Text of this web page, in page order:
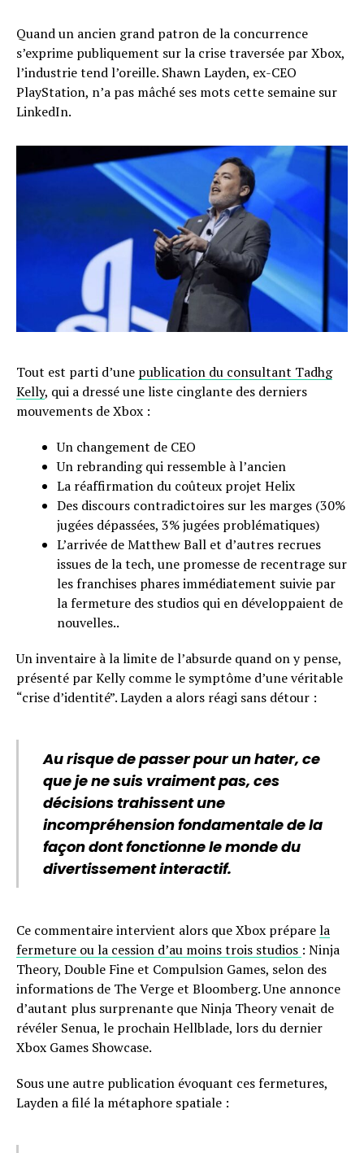
Quand un ancien grand patron de la concurrence
s’exprime publiquement sur la crise traversée par Xbox,
l’industrie tend l’oreille. Shawn Layden, ex-CEO
PlayStation, n’a pas mâché ses mots cette semaine sur
LinkedIn.
Tout est parti d’une publication du consultant Tadhg
Kelly, qui a dressé une liste cinglante des derniers
mouvements de Xbox :
Un changement de CEO
Un rebranding qui ressemble à l’ancien
La réaffirmation du coûteux projet Helix
Des discours contradictoires sur les marges (30%
jugées dépassées, 3% jugées problématiques)
L’arrivée de Matthew Ball et d’autres recrues
issues de la tech, une promesse de recentrage sur
les franchises phares immédiatement suivie par
la fermeture des studios qui en développaient de
nouvelles..
Un inventaire à la limite de l’absurde quand on y pense,
présenté par Kelly comme le symptôme d’une véritable
“crise d’identité”. Layden a alors réagi sans détour :
Au risque de passer pour un hater, ce
que je ne suis vraiment pas, ces
décisions trahissent une
incompréhension fondamentale de la
façon dont fonctionne le monde du
divertissement interactif.
Ce commentaire intervient alors que Xbox préparela
fermeture ou la cession d’au moins trois studios : Ninja
Theory, Double Fine et Compulsion Games, selon des
informations de The Verge et Bloomberg. Une annonce
d’autant plus surprenante que Ninja Theory venait de
révéler Senua, le prochain Hellblade, lors du dernier
Xbox Games Showcase.
Sous une autre publication évoquant ces fermetures,
Layden a filé la métaphore spatiale :